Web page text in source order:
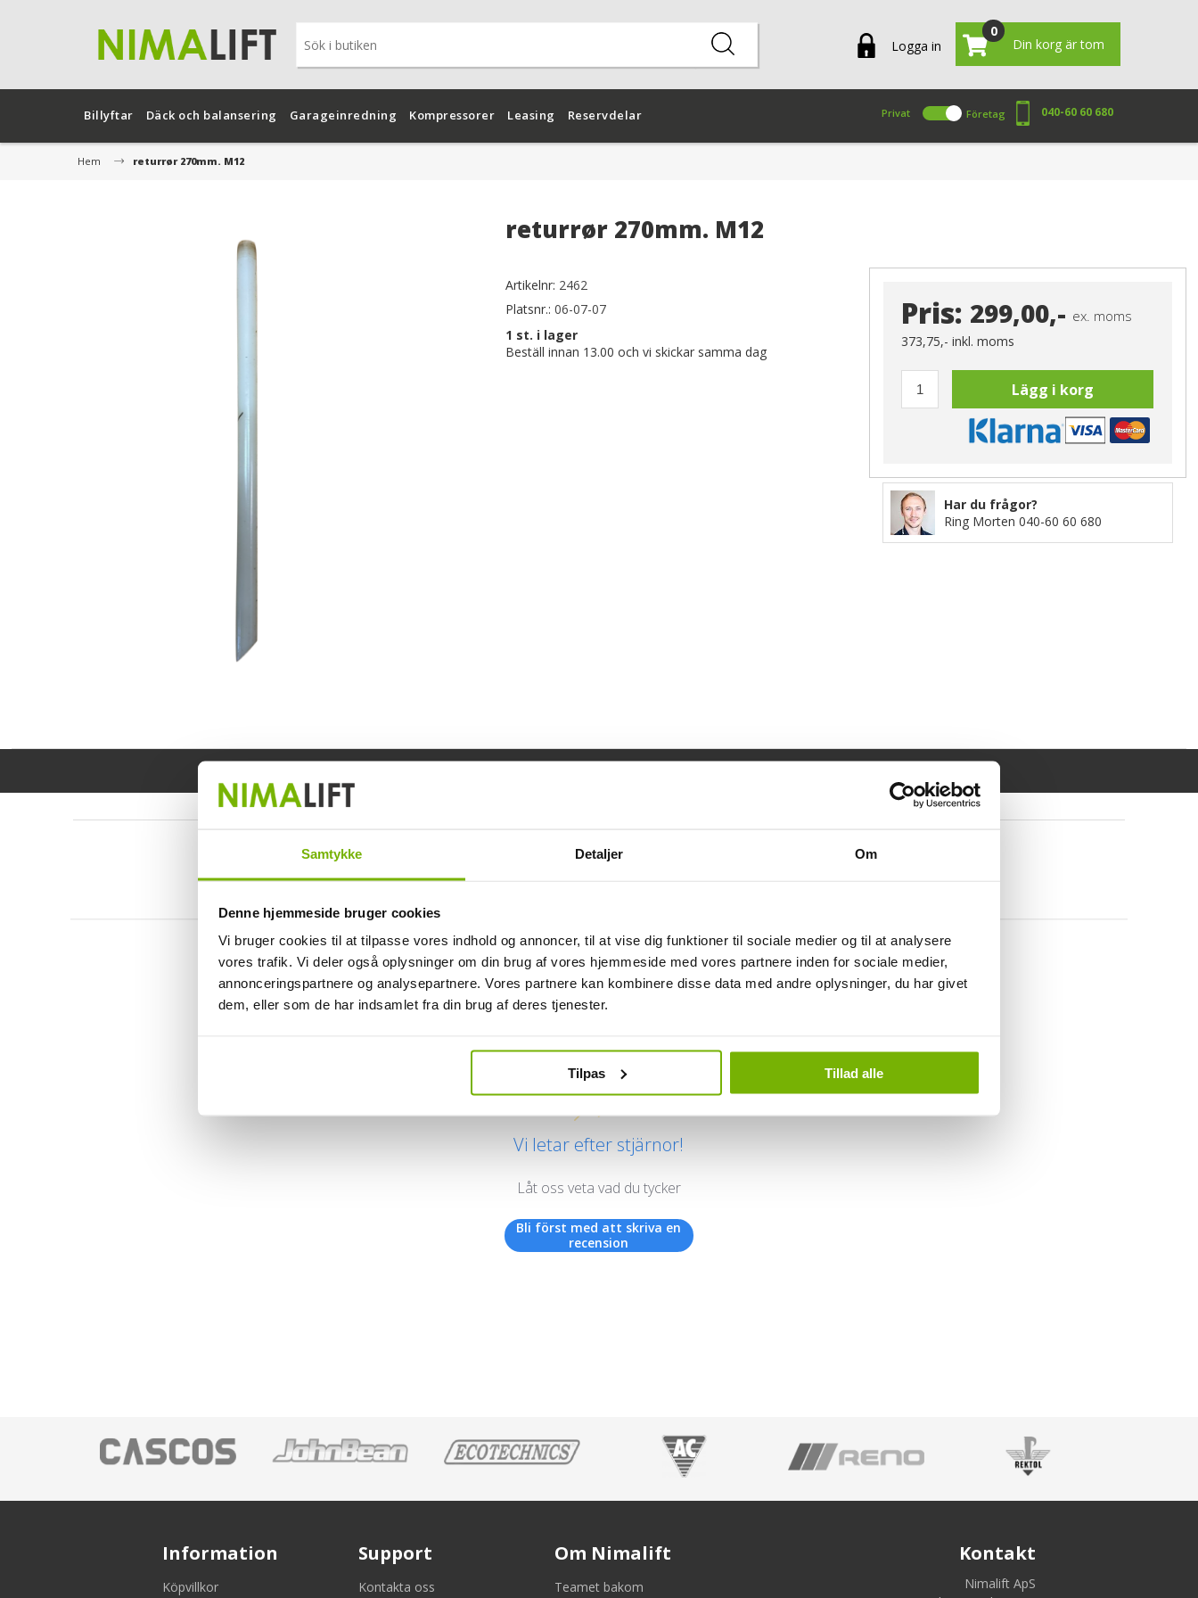
Samtykke Detaljer Om
Denne hjemmeside bruger cookies
Vi bruger cookies til at tilpasse vores indhold og annoncer, til at vise dig funktioner til sociale medier og til at analysere
vores trafik. Vi deler også oplysninger om din brug af vores hjemmeside med vores partnere inden for sociale medier,
annonceringspartnere og analysepartnere. Vores partnere kan kombinere disse data med andre oplysninger, du har givet
dem, eller som de har indsamlet fra din brug af deres tjenester.
Tilpas Tillad alle
Logga in
0
Din korg är tom
Billyftar Däck och balansering Garageinredning Kompressorer Leasing Reservdelar Privat Företag 040-60 60 680
Hem returrør 270mm. M12
returrør 270mm. M12
Artikelnr: 2462
Platsnr.: 06-07-07
1 st. i lager
Beställ innan 13.00 och vi skickar samma dag
Pris: 299,00,- ex. moms
373,75,- inkl. moms
Lägg i korg
Har du frågor?
Ring Morten 040-60 60 680
Kundrecensioner
Vi letar efter stjärnor!
Låt oss veta vad du tycker
Bli först med att skriva en
recension
Information
Köpvillkor
Support
Kontakta oss
Om Nimalift
Teamet bakom
Kontakt
Nimalift ApS